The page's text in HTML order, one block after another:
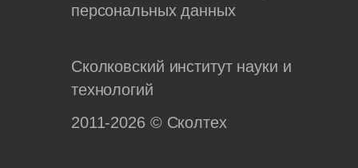
персональных данных
Сколковский институт науки и
технологий
2011-2026 © Сколтех